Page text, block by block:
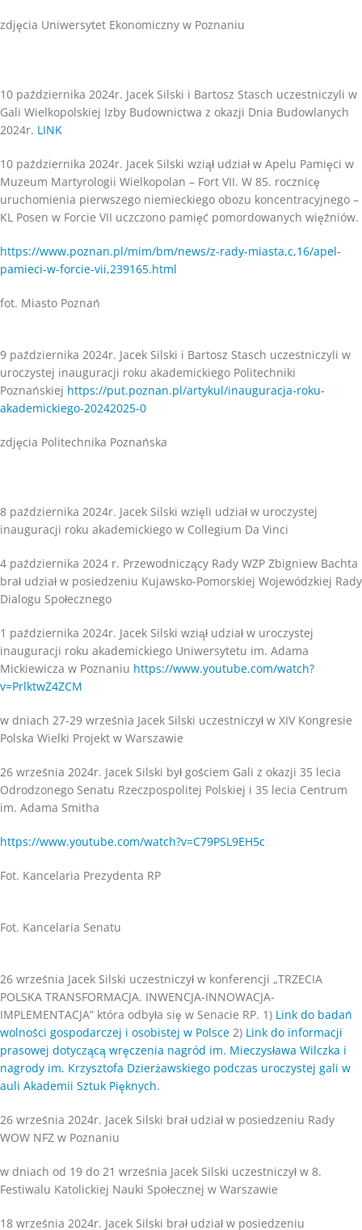
zdjęcia Uniwersytet Ekonomiczny w Poznaniu
10 października 2024r. Jacek Silski i Bartosz Stasch uczestniczyli w
Gali Wielkopolskiej Izby Budownictwa z okazji Dnia Budowlanych
2024r. LINK
10 października 2024r. Jacek Silski wziął udział w Apelu Pamięci w
Muzeum Martyrologii Wielkopolan – Fort VII. W 85. rocznicę
uruchomienia pierwszego niemieckiego obozu koncentracyjnego –
KL Posen w Forcie VII uczczono pamięć pomordowanych więźniów.
https://www.poznan.pl/mim/bm/news/z-rady-miasta,c,16/apel-
pamieci-w-forcie-vii,239165.html
fot. Miasto Poznań
9 października 2024r. Jacek Silski i Bartosz Stasch uczestniczyli w
uroczystej inauguracji roku akademickiego Politechniki
Poznańskiej https://put.poznan.pl/artykul/inauguracja-roku-
akademickiego-20242025-0
zdjęcia Politechnika Poznańska
8 października 2024r. Jacek Silski wzięli udział w uroczystej
inauguracji roku akademickiego w Collegium Da Vinci
4 października 2024 r. Przewodniczący Rady WZP Zbigniew Bachta
brał udział w posiedzeniu Kujawsko-Pomorskiej Wojewódzkiej Rady
Dialogu Społecznego
1 października 2024r. Jacek Silski wziął udział w uroczystej
inauguracji roku akademickiego Uniwersytetu im. Adama
Mickiewicza w Poznaniu https://www.youtube.com/watch?
v=PrlktwZ4ZCM
w dniach 27-29 września Jacek Silski uczestniczył w XIV Kongresie
Polska Wielki Projekt w Warszawie
26 września 2024r. Jacek Silski był gościem Gali z okazji 35 lecia
Odrodzonego Senatu Rzeczpospolitej Polskiej i 35 lecia Centrum
im. Adama Smitha
https://www.youtube.com/watch?v=C79PSL9EH5c
Fot. Kancelaria Prezydenta RP
Fot. Kancelaria Senatu
26 września Jacek Silski uczestniczył w konferencji „TRZECIA
POLSKA TRANSFORMACJA. INWENCJA-INNOWACJA-
IMPLEMENTACJA” która odbyła się w Senacie RP. 1) Link do badań
wolności gospodarczej i osobistej w Polsce 2) Link do informacji
prasowej dotyczącą wręczenia nagród im. Mieczysława Wilczka i
nagrody im. Krzysztofa Dzierżawskiego podczas uroczystej gali w
auli Akademii Sztuk Pięknych.
26 września 2024r. Jacek Silski brał udział w posiedzeniu Rady
WOW NFZ w Poznaniu
w dniach od 19 do 21 września Jacek Silski uczestniczył w 8.
Festiwalu Katolickiej Nauki Społecznej w Warszawie
18 września 2024r. Jacek Silski brał udział w posiedzeniu